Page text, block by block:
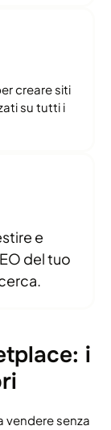
creare siti
su tutti i
e
del tuo
i
vendere senza